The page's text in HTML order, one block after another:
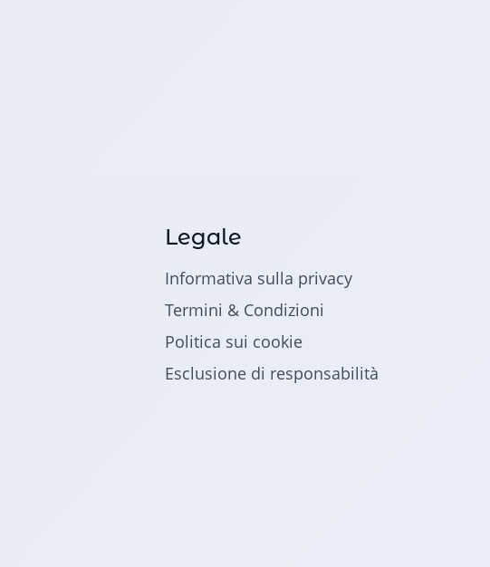
Legale
Informativa sulla privacy
Termini & Condizioni
Politica sui cookie
Esclusione di responsabilità